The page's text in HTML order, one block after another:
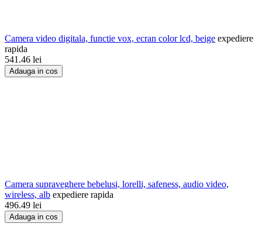
Camera video digitala, functie vox, ecran color lcd, beige expediere
rapida
541.46 lei
Adauga in cos
Camera supraveghere bebelusi, lorelli, safeness, audio video,
wireless, alb expediere rapida
496.49 lei
Adauga in cos